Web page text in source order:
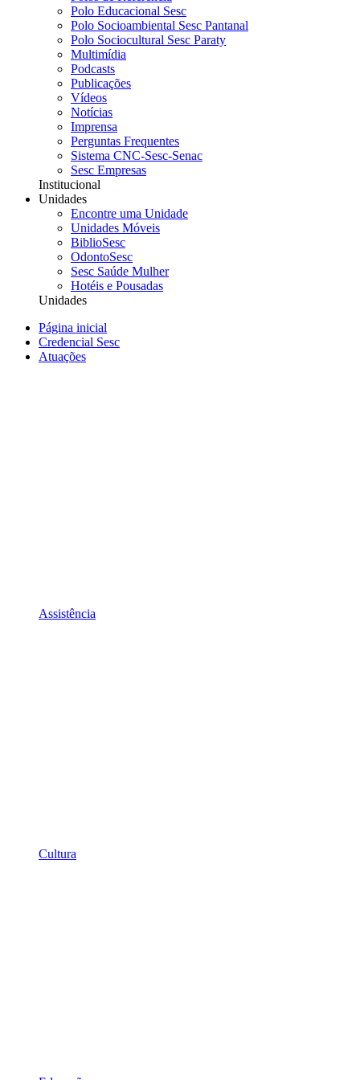
Polo Educacional Sesc
Polo Socioambiental Sesc Pantanal
Polo Sociocultural Sesc Paraty
Multimídia
Podcasts
Publicações
Vídeos
Notícias
Imprensa
Perguntas Frequentes
Sistema CNC-Sesc-Senac
Sesc Empresas
Institucional
Unidades
Encontre uma Unidade
Unidades Móveis
BiblioSesc
OdontoSesc
Sesc Saúde Mulher
Hotéis e Pousadas
Unidades
Página inicial
Credencial Sesc
Atuações
Assistência
Cultura